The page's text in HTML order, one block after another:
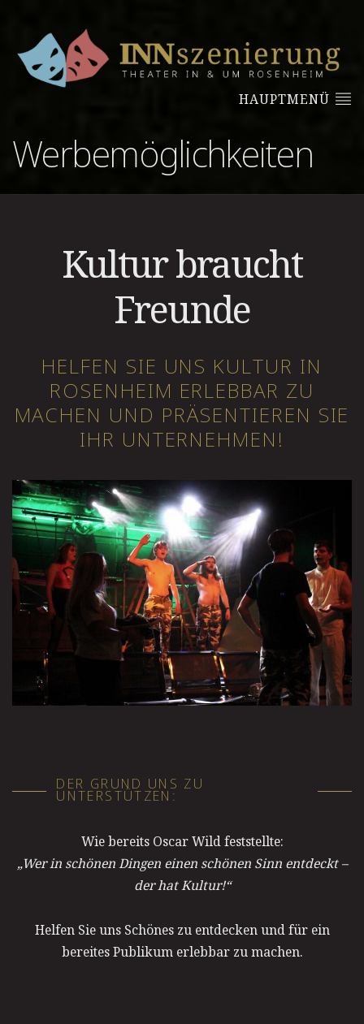
HAUPTMENÜ
Werbemöglichkeiten
Kultur braucht
Freunde
HELFEN SIE UNS KULTUR IN
ROSENHEIM ERLEBBAR ZU
MACHEN UND PRÄSENTIEREN SIE
IHR UNTERNEHMEN!
DER GRUND UNS ZU
UNTERSTÜTZEN:
Wie bereits Oscar Wild feststellte:
„Wer in schönen Dingen einen schönen Sinn entdeckt –
der hat Kultur!“
Helfen Sie uns Schönes zu entdecken und für ein
bereites Publikum erlebbar zu machen.